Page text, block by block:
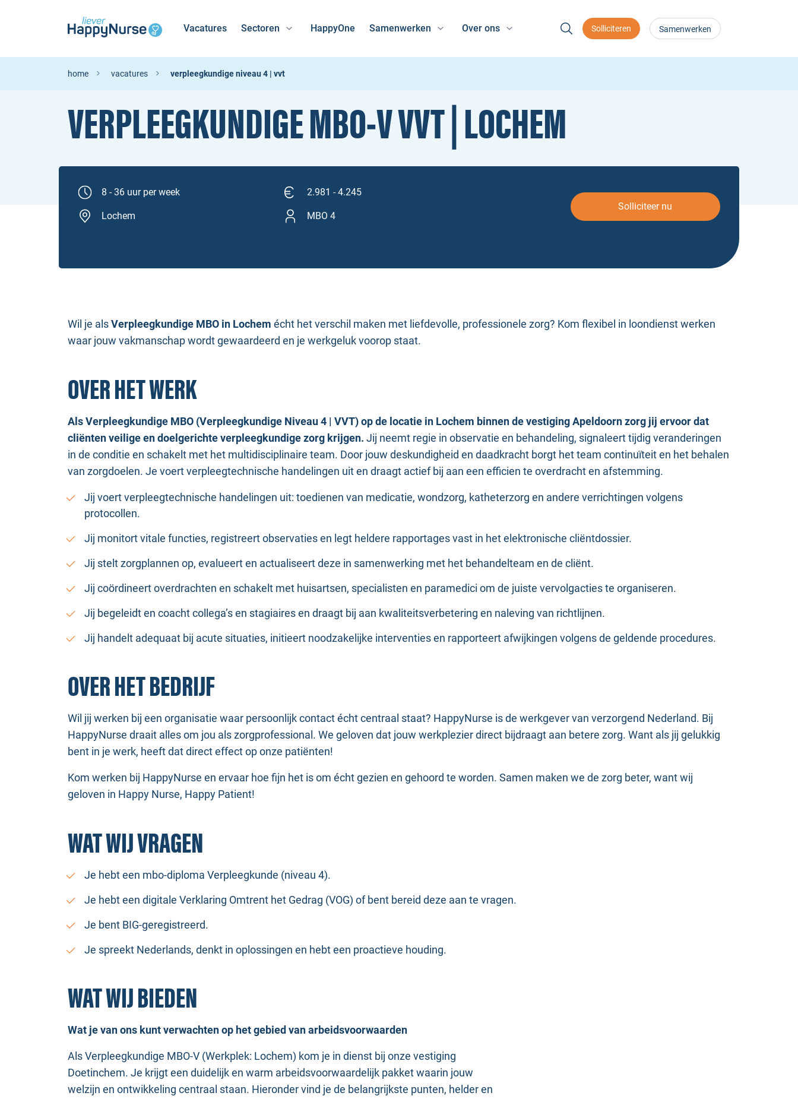
Vacatures Sectoren HappyOne Samenwerken Over ons Solliciteren Samenwerken
home vacatures verpleegkundige niveau 4 | vvt
VERPLEEGKUNDIGE MBO‑V VVT | LOCHEM
8 - 36 uur per week 2.981 - 4.245
Lochem MBO 4
Solliciteer nu
Wil je alsVerpleegkundige MBO in Lochem écht het verschil maken met liefdevolle, professionele zorg? Kom flexibel in loondienst werken
waar jouw vakmanschap wordt gewaardeerd en je werkgeluk voorop staat.
OVER HET WERK
Als Verpleegkundige MBO (Verpleegkundige Niveau 4 | VVT) op de locatie in Lochem binnen de vestiging Apeldoorn zorg jij ervoor dat
cliënten veilige en doelgerichte verpleegkundige zorg krijgen. Jij neemt regie in observatie en behandeling, signaleert tijdig veranderingen
in de conditie en schakelt met het multidisciplinaire team. Door jouw deskundigheid en daadkracht borgt het team continuïteit en het behalen
van zorgdoelen. Je voert verpleegtechnische handelingen uit en draagt actief bij aan een efficien te overdracht en afstemming.
Jij voert verpleegtechnische handelingen uit: toedienen van medicatie, wondzorg, katheterzorg en andere verrichtingen volgens
protocollen.
Jij monitort vitale functies, registreert observaties en legt heldere rapportages vast in het elektronische cliëntdossier.
Jij stelt zorgplannen op, evalueert en actualiseert deze in samenwerking met het behandelteam en de cliënt.
Jij coördineert overdrachten en schakelt met huisartsen, specialisten en paramedici om de juiste vervolgacties te organiseren.
Jij begeleidt en coacht collega’s en stagiaires en draagt bij aan kwaliteitsverbetering en naleving van richtlijnen.
Jij handelt adequaat bij acute situaties, initieert noodzakelijke interventies en rapporteert afwijkingen volgens de geldende procedures.
OVER HET BEDRIJF
Wil jij werken bij een organisatie waar persoonlijk contact écht centraal staat? HappyNurse is de werkgever van verzorgend Nederland. Bij
HappyNurse draait alles om jou als zorgprofessional. We geloven dat jouw werkplezier direct bijdraagt aan betere zorg. Want als jij gelukkig
bent in je werk, heeft dat direct effect op onze patiënten!
Kom werken bij HappyNurse en ervaar hoe fijn het is om écht gezien en gehoord te worden. Samen maken we de zorg beter, want wij
geloven in Happy Nurse, Happy Patient!
WAT WIJ VRAGEN
Je hebt een mbo-diploma Verpleegkunde (niveau 4).
Je hebt een digitale Verklaring Omtrent het Gedrag (VOG) of bent bereid deze aan te vragen.
Je bent BIG-geregistreerd.
Je spreekt Nederlands, denkt in oplossingen en hebt een proactieve houding.
WAT WIJ BIEDEN
Wat je van ons kunt verwachten op het gebied van arbeidsvoorwaarden
Als Verpleegkundige MBO-V (Werkplek: Lochem) kom je in dienst bij onze vestiging
Doetinchem. Je krijgt een duidelijk en warm arbeidsvoorwaardelijk pakket waarin jouw
welzijn en ontwikkeling centraal staan. Hieronder vind je de belangrijkste punten, helder en